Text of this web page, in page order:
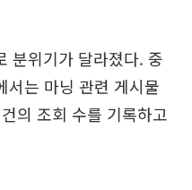
분위기가 달라졌다. 중
서는 마닝 관련 게시물
의 조회 수를 기록하고